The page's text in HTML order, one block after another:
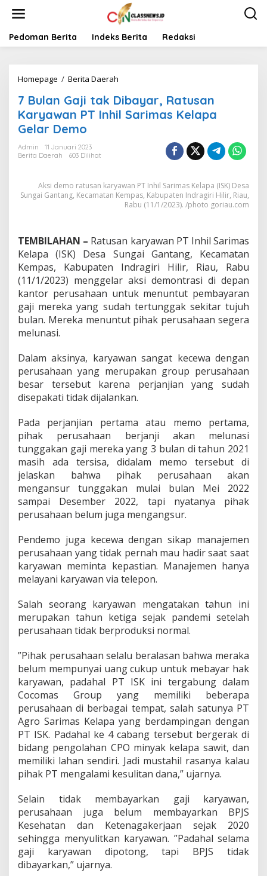
t
Pedoman Berita Indeks Berita Redaksi
Homepage / Berita Daerah
u
l
a
t
a
b
a
y
a
r
,
R
a
t
a
n
K
a
r
a
a
n
P
T
I
n
i
S
a
r
m
s
K
e
p
a
G
e
l
a
r
D
e
m
o
7 Bulan Gaji tak Dibayar, Ratusan
Karyawan PT Inhil Sarimas Kelapa
Gelar Demo
Admin
11 Januari 2023
Berita Daerah
603 Dilihat
Aksi demo ratusan karyawan PT Inhil Sarimas Kelapa (ISK) Desa
Sungai Gantang, Kecamatan Kempas, Kabupaten Indragiri Hilir, Riau,
Rabu (11/1/2023). /photo goriau.com
TEMBILAHAN – Ratusan karyawan PT Inhil Sarimas
Kelapa (ISK) Desa Sungai Gantang, Kecamatan
Kempas, Kabupaten Indragiri Hilir, Riau, Rabu
(11/1/2023) menggelar aksi demontrasi di depan
kantor perusahaan untuk menuntut pembayaran
gaji mereka yang sudah tertunggak sekitar tujuh
bulan. Mereka menuntut pihak perusahaan segera
melunasi.
Dalam aksinya, karyawan sangat kecewa dengan
perusahaan yang merupakan group perusahaan
besar tersebut karena perjanjian yang sudah
disepakati tidak dijalankan.
Pada perjanjian pertama atau memo pertama,
pihak perusahaan berjanji akan melunasi
tunggakan gaji mereka yang 3 bulan di tahun 2021
masih ada tersisa, didalam memo tersebut di
jelaskan bahwa pihak perusahaan akan
mengansur tunggakan mulai bulan Mei 2022
sampai Desember 2022, tapi nyatanya pihak
perusahaan belum juga mengangsur.
Pendemo juga kecewa dengan sikap manajemen
perusahaan yang tidak pernah mau hadir saat saat
karyawan meminta kepastian. Manajemen hanya
melayani karyawan via telepon.
Salah seorang karyawan mengatakan tahun ini
merupakan tahun ketiga sejak pandemi setelah
perusahaan tidak berproduksi normal.
”Pihak perusahaan selalu beralasan bahwa meraka
belum mempunyai uang cukup untuk mebayar hak
karyawan, padahal PT ISK ini tergabung dalam
Cocomas Group yang memiliki beberapa
perusahaan di berbagai tempat, salah satunya PT
Agro Sarimas Kelapa yang berdampingan dengan
PT ISK. Padahal ke 4 cabang tersebut bergerak di
bidang pengolahan CPO minyak kelapa sawit, dan
memiliki lahan sendiri. Jadi mustahil rasanya kalau
pihak PT mengalami kesulitan dana,” ujarnya.
Selain tidak membayarkan gaji karyawan,
perusahaan juga belum membayarkan BPJS
Kesehatan dan Ketenagakerjaan sejak 2020
sehingga menyulitkan karyawan. ”Padahal selama
gaji karyawan dipotong, tapi BPJS tidak
dibayarkan,” ujarnya.